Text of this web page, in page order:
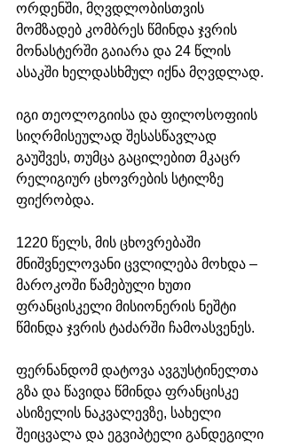
ორდენში, მღვდლობისთვის
მომზადებ კომბრეს წმინდა ჯვრის
მონასტერში გაიარა და 24 წლის
ასაკში ხელდასხმულ იქნა მღვდლად.
იგი თეოლოგიისა და ფილოსოფიის
სიღრმისეულად შესასწავლად
გაუშვეს, თუმცა გაცილებით მკაცრ
რელიგიურ ცხოვრების სტილზე
ფიქრობდა.
1220 წელს, მის ცხოვრებაში
მნიშვნელოვანი ცვლილება მოხდა –
მაროკოში წამებული ხუთი
ფრანცისკელი მისიონერის ნეშტი
წმინდა ჯვრის ტაძარში ჩამოასვენეს.
ფერნანდომ დატოვა ავგუსტინელთა
გზა და წავიდა წმინდა ფრანცისკე
ასიზელის ნაკვალევზე, სახელი
შეიცვალა და ეგვიპტელი განდეგილი